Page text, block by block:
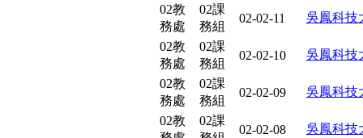
02教
務處
02課
務組
02-02-11 吳鳳科技
02教
務處
02課
務組
02-02-10 吳鳳科技
02教
務處
02課
務組
02-02-09 吳鳳科技
02教
02課
02-02-08 吳鳳科技